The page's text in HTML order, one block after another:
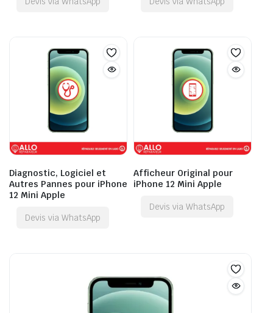
Diagnostic, Logiciel et
Autres Pannes pour iPhone
12 Mini Apple
Devis via WhatsApp
Afficheur Original pour
iPhone 12 Mini Apple
Devis via WhatsApp